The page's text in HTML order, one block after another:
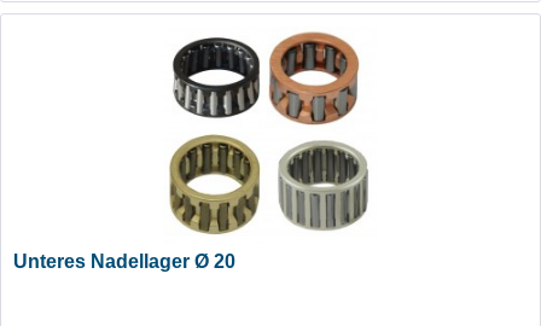
Unteres Nadellager Ø 20